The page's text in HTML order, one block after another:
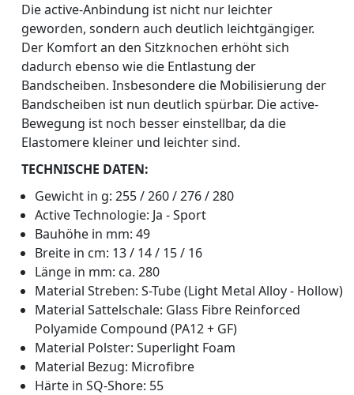
Die active-Anbindung ist nicht nur leichter
geworden, sondern auch deutlich leichtgängiger.
Der Komfort an den Sitzknochen erhöht sich
dadurch ebenso wie die Entlastung der
Bandscheiben. Insbesondere die Mobilisierung der
Bandscheiben ist nun deutlich spürbar. Die active-
Bewegung ist noch besser einstellbar, da die
Elastomere kleiner und leichter sind.
TECHNISCHE DATEN:
Gewicht in g: 255 / 260 / 276 / 280
Active Technologie: Ja - Sport
Bauhöhe in mm: 49
Breite in cm: 13 / 14 / 15 / 16
Länge in mm: ca. 280
Material Streben: S-Tube (Light Metal Alloy - Hollow)
Material Sattelschale: Glass Fibre Reinforced
Polyamide Compound (PA12 + GF)
Material Polster: Superlight Foam
Material Bezug: Microfibre
Härte in SQ-Shore: 55